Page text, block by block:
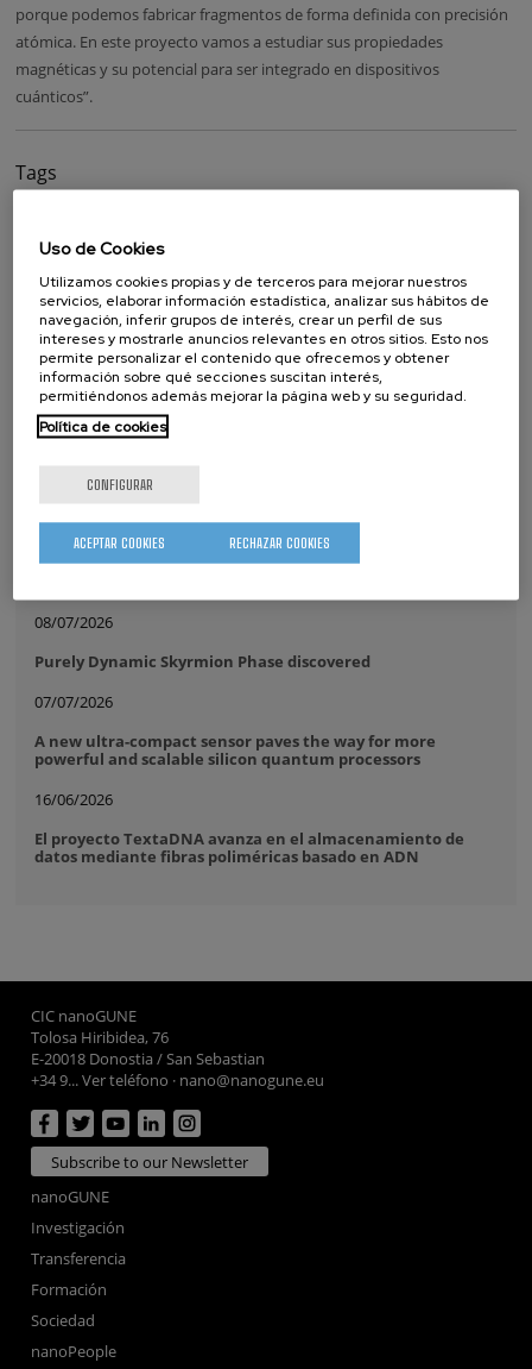
porque podemos fabricar fragmentos de forma definida con precisión
atómica. En este proyecto vamos a estudiar sus propiedades
magnéticas y su potencial para ser integrado en dispositivos
cuánticos”.
Tags
whatsapp
facebook
twitterlinkedin
print
NOTICIAS RELACIONADAS
17/07/2026
La comunidad IKUR se reúne en CIC nanoGUNE
14/07/2026
CIC nanoGUNE renueva por tercera vez consecutiva la
08/07/2026
Purely Dynamic Skyrmion Phase discovered
07/07/2026
A new ultra-compact sensor paves the way for more
powerful and scalable silicon quantum processors
16/06/2026
El proyecto TextaDNA avanza en el almacenamiento de
datos mediante fibras poliméricas basado en ADN
CIC nanoGUNE
Tolosa Hiribidea, 76
E-20018 Donostia / San Sebastian
+34 9... Ver teléfono · nano@nanogune.eu
Subscribe to our Newsletter
nanoGUNE
Investigación
Transferencia
Formación
Sociedad
nanoPeople
Uso de Cookies
Utilizamos cookies propias y de terceros para mejorar nuestros
servicios, elaborar información estadística, analizar sus hábitos de
navegación, inferir grupos de interés, crear un perfil de sus
intereses y mostrarle anuncios relevantes en otros sitios. Esto nos
permite personalizar el contenido que ofrecemos y obtener
información sobre qué secciones suscitan interés,
permitiéndonos además mejorar la página web y su seguridad.
Política de cookies
CONFIGURAR
RECHAZAR COOKIES
ACEPTAR COOKIES